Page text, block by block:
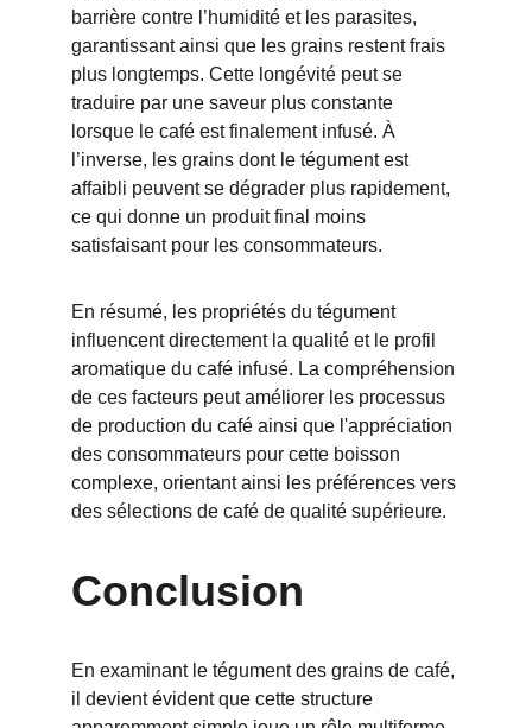
barrière contre l’humidité et les parasites,
garantissant ainsi que les grains restent frais
plus longtemps. Cette longévité peut se
traduire par une saveur plus constante
lorsque le café est finalement infusé. À
l’inverse, les grains dont le tégument est
affaibli peuvent se dégrader plus rapidement,
ce qui donne un produit final moins
satisfaisant pour les consommateurs.
En résumé, les propriétés du tégument
influencent directement la qualité et le profil
aromatique du café infusé. La compréhension
de ces facteurs peut améliorer les processus
de production du café ainsi que l'appréciation
des consommateurs pour cette boisson
complexe, orientant ainsi les préférences vers
des sélections de café de qualité supérieure.
Conclusion
En examinant le tégument des grains de café,
il devient évident que cette structure